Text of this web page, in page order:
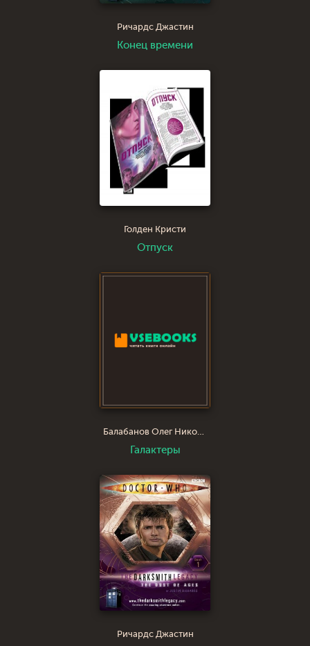
Ричардс Джастин
Конец времени
Голден Кристи
Отпуск
Балабанов Олег Николаевич
Галактеры
Ричардс Джастин